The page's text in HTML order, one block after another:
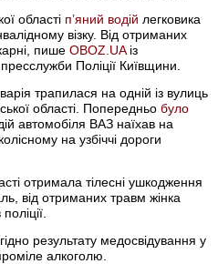
області п’яний водій легковика
візку. Від отриманих
пишеOBOZ.UAіз
пресслужби Поліції Київщини.
трапилася на одній із вулиць
області. Попередньобуло
автомобіля ВАЗ наїхав на
на узбіччі дороги
отримала тілесні ушкодження
від отриманих травм жінка
результату медосвідування у
алкоголю.